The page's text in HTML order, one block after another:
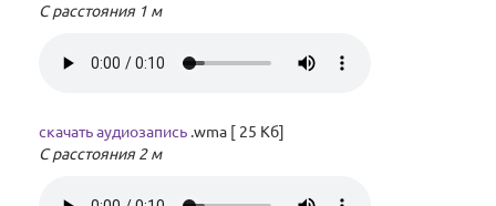
С расстояния 1 м
скачать аудиозапись .wma [ 25 Кб]
С расстояния 2 м